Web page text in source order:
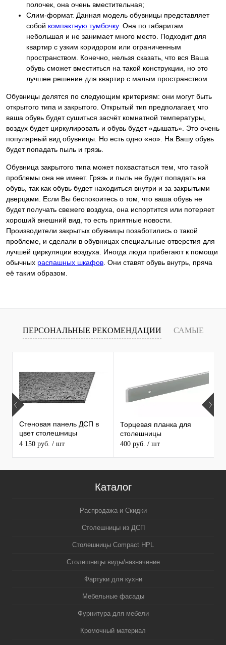
полочек, она очень вместительная;
Слим-формат. Данная модель обувницы представляет
собой компактную тумбочку. Она по габаритам
небольшая и не занимает много место. Подходит для
квартир с узким коридором или ограниченным
пространством. Конечно, нельзя сказать, что вся Ваша
обувь сможет вместиться на такой конструкции, но это
лучшее решение для квартир с малым пространством.
Обувницы делятся по следующим критериям: они могут быть
открытого типа и закрытого. Открытый тип предполагает, что
ваша обувь будет сушиться засчёт комнатной температуры,
воздух будет циркулировать и обувь будет «дышать». Это очень
популярный вид обувницы. Но есть одно «но». На Вашу обувь
будет попадать пыль и грязь.
Обувница закрытого типа может похвастаться тем, что такой
проблемы она не имеет. Грязь и пыль не будет попадать на
обувь, так как обувь будет находиться внутри и за закрытыми
дверцами. Если Вы беспокоитесь о том, что ваша обувь не
будет получать свежего воздуха, она испортится или потеряет
хороший внешний вид, то есть приятные новости.
Производители закрытых обувницы позаботились о такой
проблеме, и сделали в обувницах специальные отверстия для
лучшей циркуляции воздуха. Иногда люди прибегают к помощи
обычных распашных шкафов . Они ставят обувь внутрь, пряча
её таким образом.
ПЕРСОНАЛЬНЫЕ РЕКОМЕНДАЦИИ САМЫЕ
ПРОДАВАЕМЫЕ ТОВАРЫ
Стеновая панель ДСП в
цвет столешницы
MAERSS
4 150 руб. / шт
Торцевая планка для
столешницы
400 руб. / шт
Каталог
Распродажа и Скидки
Столешницы из ДСП
Столешницы Compact HPL
Столешницы:виды/назначение
Фартуки для кухни
Мебельные фасады
Фурнитура для мебели
Кромочный материал